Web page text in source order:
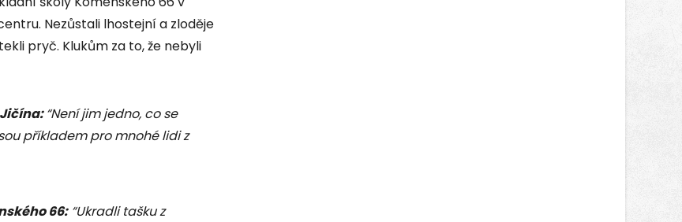
Nezůstali lhostejní a zloděje
pryč. Klukům za to, že nebyli
“Není jim jedno, co se
příkladem pro mnohé lidi z
66:“Ukradli tašku z